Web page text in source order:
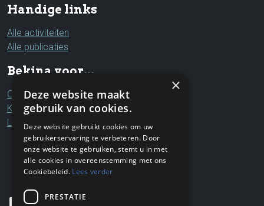
Handige links
Alle activiteiten
Alle publicaties
Bekina voor...
Ouders & grootouders
Kinderen & jongeren
Leerkrachten & professionals
×
Deze website maakt
gebruik van cookies.
Deze website gebruikt cookies om uw
gebruikerservaring te verbeteren. Door
onze website te gebruiken, stemt u in met
alle cookies in overeenstemming met ons
Cookiebeleid. Lees verder
PRESTATIE